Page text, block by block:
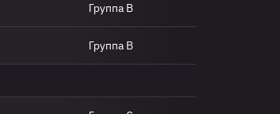
Группа B
Группа B